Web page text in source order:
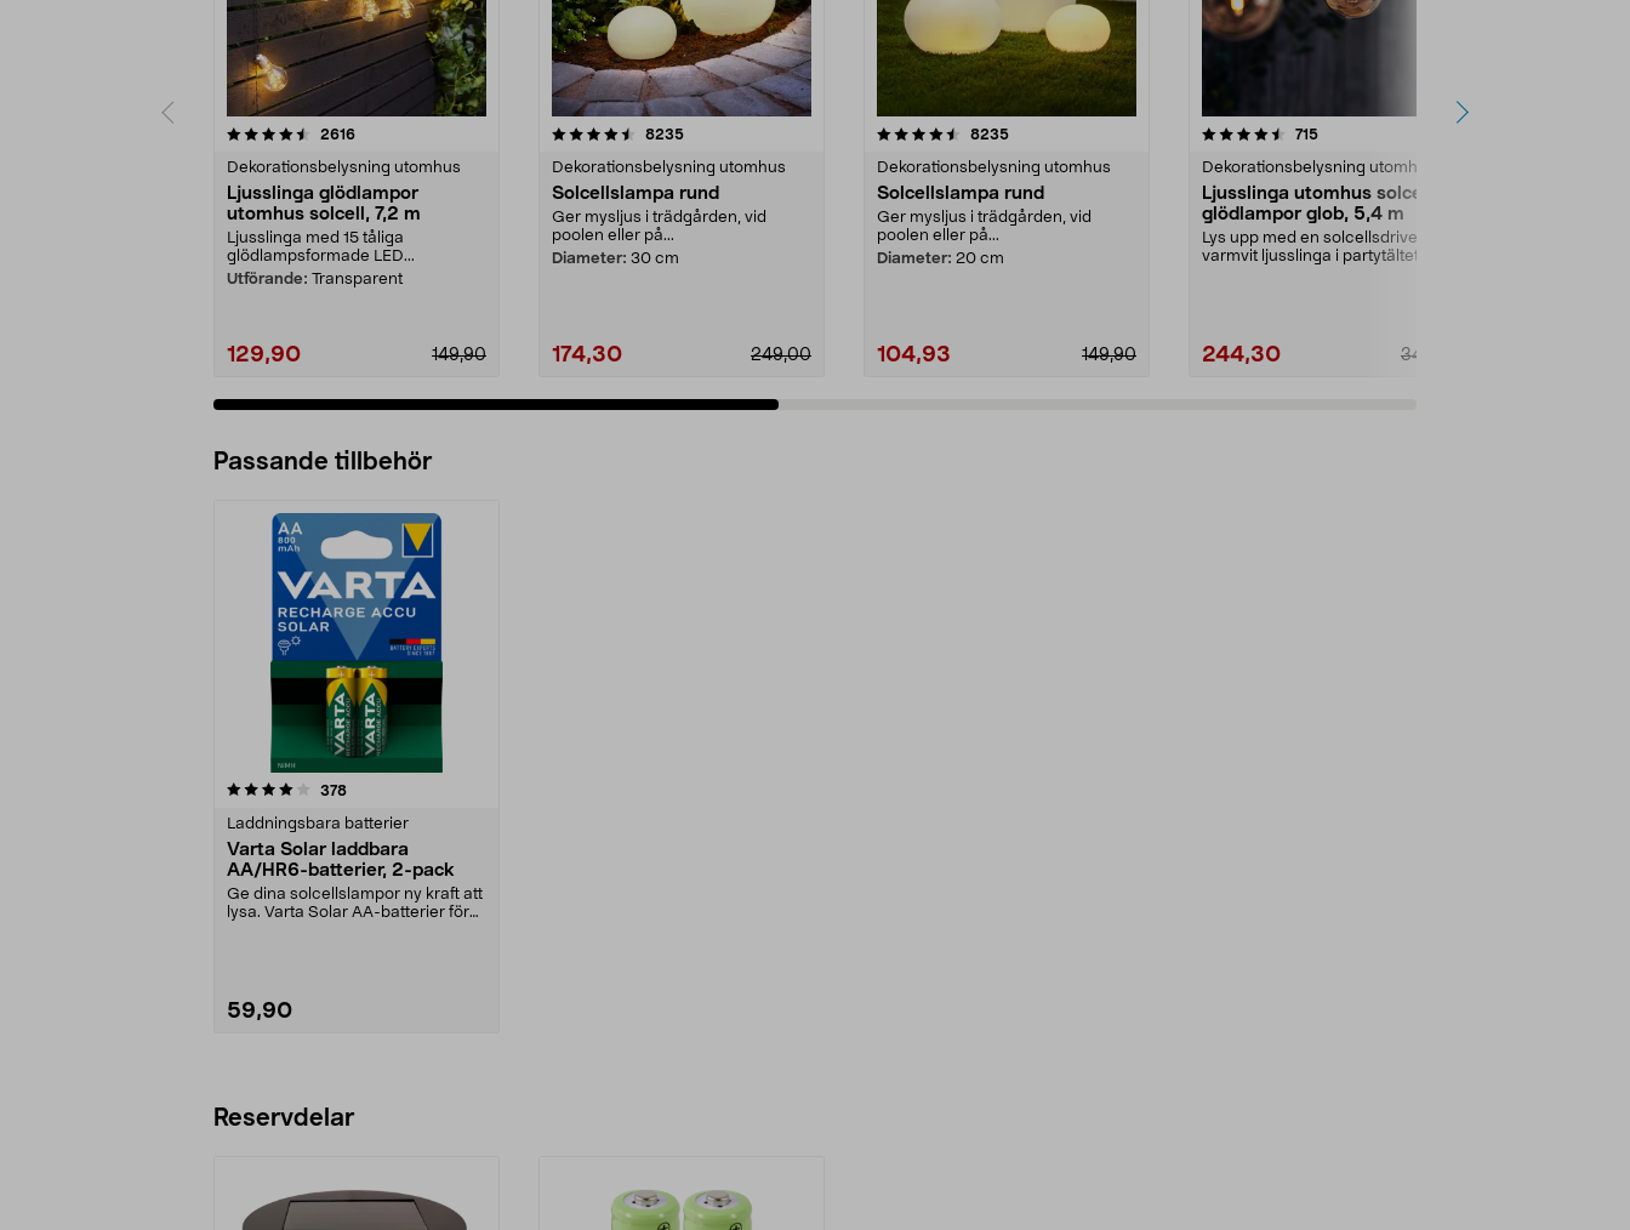
2616recensioner
Dekorationsbelysning utomhus
Ljusslinga glödlampor
utomhus solcell, 7,2 m
Ljusslinga med 15 tåliga
glödlampsformade LED...
Utförande: Transparent
129,90 149,90
4.5 av 5 stjärnor 8235recensioner
Dekorationsbelysning utomhus
Solcellslampa rund
Ger mysljus i trädgården, vid
poolen eller på...
Diameter: 30 cm
174,30 249,00
4.5 av 5 stjärnor 8235recensioner
Dekorationsbelysning utomhus
Solcellslampa rund
Ger mysljus i trädgården, vid
poolen eller på...
Diameter: 20 cm
104,93 149,90
4.5 av 5 stjärnor 715recensioner
Dekorationsbelysning utomhus
Ljusslinga utomhus solcell
glödlampor glob, 5,4 m
Lys upp med en solcellsdriven,
varmvit ljusslinga i partytältet, på
244,30 349,00
4.5 av 5 stjärnor
Passande tillbehör
378recensioner
Laddningsbara batterier
Varta Solar laddbara
AA/HR6-batterier, 2-pack
Ge dina solcellslampor ny kraft att
lysa. Varta Solar AA-batterier för
59,90
Reservdelar